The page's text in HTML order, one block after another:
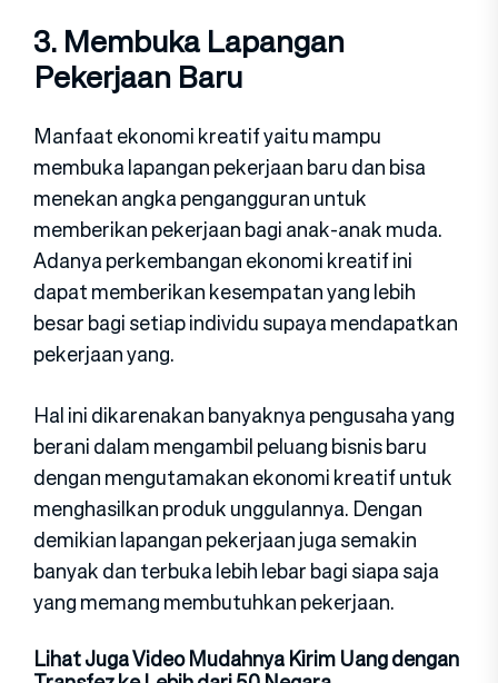
3. Membuka Lapangan
Pekerjaan Baru
Manfaat ekonomi kreatif yaitu mampu
membuka lapangan pekerjaan baru dan bisa
menekan angka pengangguran untuk
memberikan pekerjaan bagi anak-anak muda.
Adanya perkembangan ekonomi kreatif ini
dapat memberikan kesempatan yang lebih
besar bagi setiap individu supaya mendapatkan
pekerjaan yang.
Hal ini dikarenakan banyaknya pengusaha yang
berani dalam mengambil peluang bisnis baru
dengan mengutamakan ekonomi kreatif untuk
menghasilkan produk unggulannya. Dengan
demikian lapangan pekerjaan juga semakin
banyak dan terbuka lebih lebar bagi siapa saja
yang memang membutuhkan pekerjaan.
Lihat Juga Video Mudahnya Kirim Uang dengan